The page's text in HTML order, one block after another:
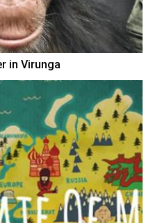
in Virunga